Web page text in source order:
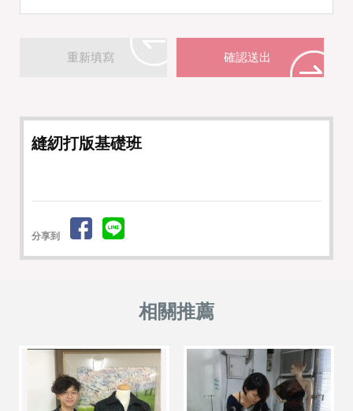
縫紉打版基礎班
分享到